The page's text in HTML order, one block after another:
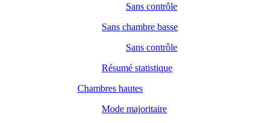
Sans contrôle
Sans chambre basse
Sans contrôle
Résumé statistique
Chambres hautes
Mode majoritaire